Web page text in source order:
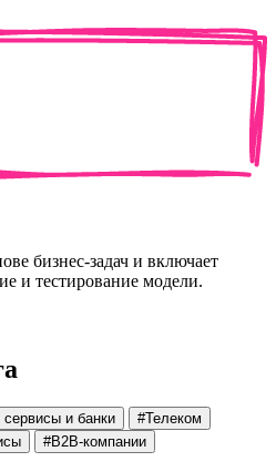
бизнес‑задач и включает
и тестирование модели.
и банки #Телеком
#B2B-компании